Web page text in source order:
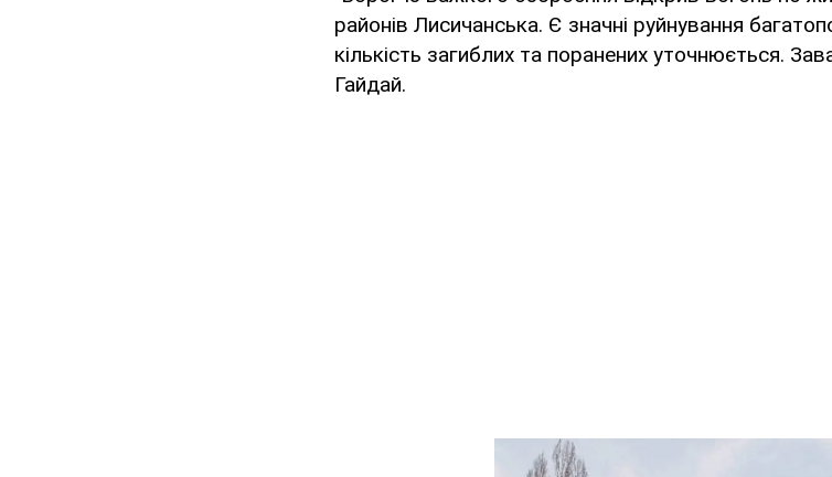
районів Лисичанська. Є значні руйнування
кількість загиблих та поранених уточнюється.
Гайдай.